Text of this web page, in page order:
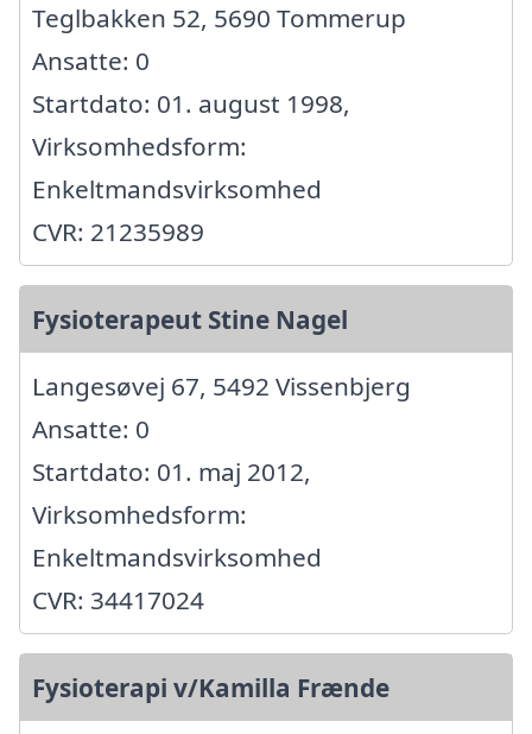
Teglbakken 52, 5690 Tommerup
Ansatte: 0
Startdato: 01. august 1998,
Virksomhedsform:
Enkeltmandsvirksomhed
CVR: 21235989
Fysioterapeut Stine Nagel
Langesøvej 67, 5492 Vissenbjerg
Ansatte: 0
Startdato: 01. maj 2012,
Virksomhedsform:
Enkeltmandsvirksomhed
CVR: 34417024
Fysioterapi v/Kamilla Frænde